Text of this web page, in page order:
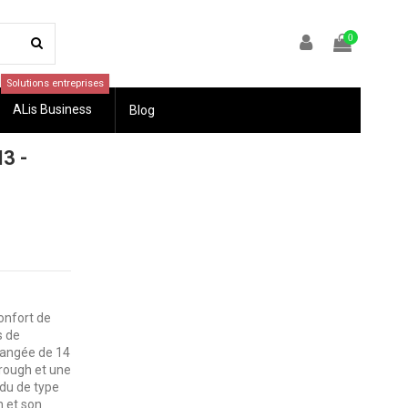
0
ALis Business
Solutions entreprises
Blog
-
de
de
de 14
et une
de type
et son